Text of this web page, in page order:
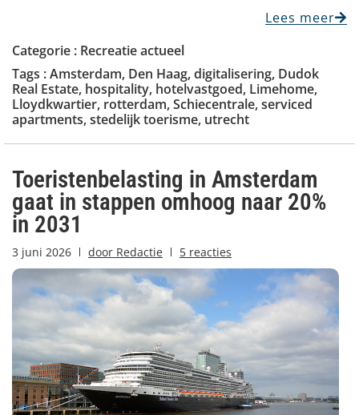
Lees meer
Categorie : Recreatie actueel
Tags :Amsterdam, Den Haag,digitalisering, Dudok
Real Estate, hospitality, hotelvastgoed, Limehome,
Lloydkwartier, rotterdam,Schiecentrale,serviced
apartments,stedelijk toerisme, utrecht
Toeristenbelasting in Amsterdam
gaat in stappen omhoog naar 20%
in 2031
3 juni 2026 door Redactie 5 reacties